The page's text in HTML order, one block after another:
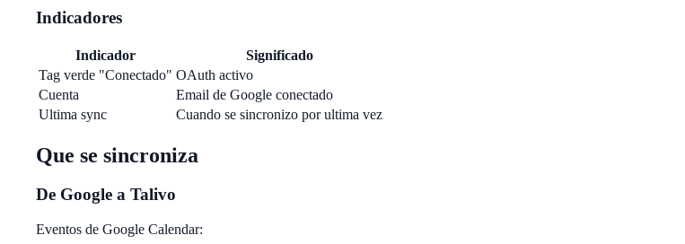
Indicadores
Indicador
Significado
Tag verde "Conectado" OAuth activo
Cuenta
Email de Google conectado
Ultima sync
Cuando se sincronizo por ultima vez
Que se sincroniza
De Google a Talivo
Eventos de Google Calendar: